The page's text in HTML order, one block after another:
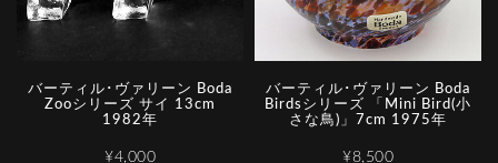
バーティル･ヴァリーン Boda
Zooシリーズ サイ 13cm
1982年
¥4,000
バーティル･ヴァリーン Boda
Birdsシリーズ 「Mini Bird(小
さな鳥)」7cm 1975年
¥8,500